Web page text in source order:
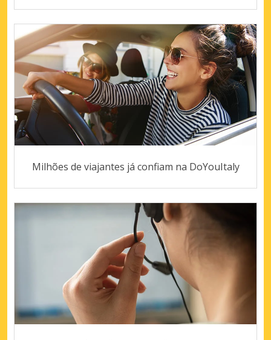
Milhões de viajantes já confiam na DoYouItaly